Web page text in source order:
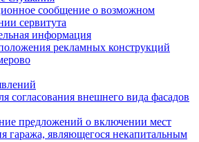
сообщение о возможном
сервитута
информация
рекламных конструкций
согласования внешнего вида фасадов
предложений о включении мест
гаража, являющегося некапитальным